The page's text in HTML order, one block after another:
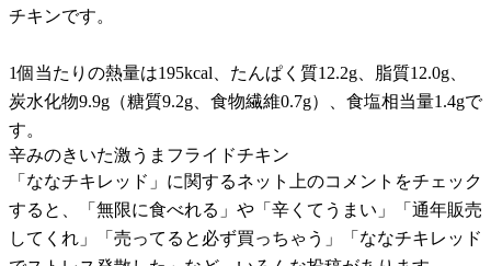
チキンです。
1個当たりの熱量は195kcal、たんぱく質12.2g、脂質12.0g、
炭水化物9.9g（糖質9.2g、食物繊維0.7g）、食塩相当量1.4gで
す。
辛みのきいた激うまフライドチキン
「ななチキレッド」に関するネット上のコメントをチェック
すると、「無限に食べれる」や「辛くてうまい」「通年販売
してくれ」「売ってると必ず買っちゃう」「ななチキレッド